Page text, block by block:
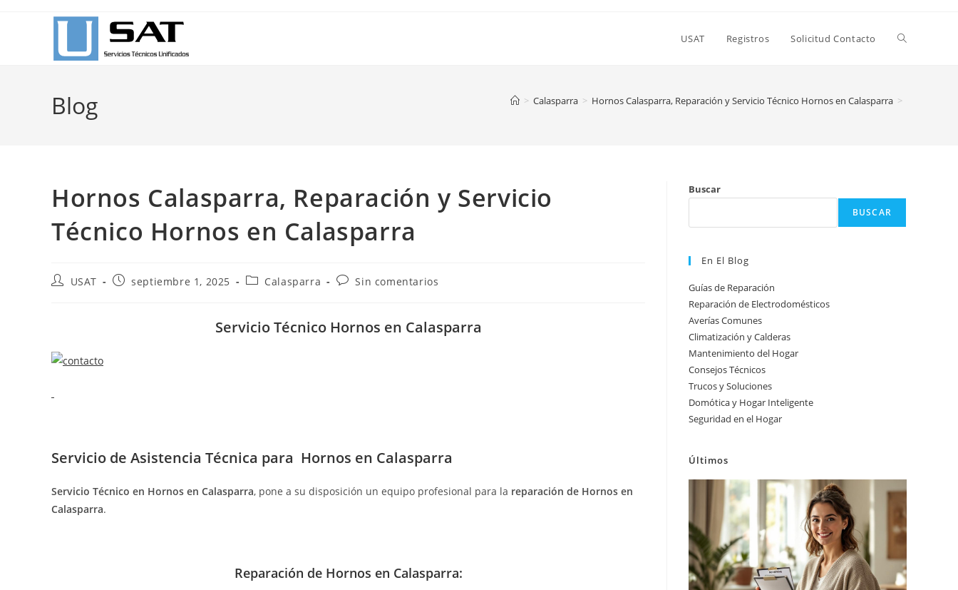
USAT Registros Solicitud Contacto Alternar
la
Blog > Calasparra > Hornos Calasparra, Reparación y Servicio Técnico Hornos en Calasparra >
Hornos Calasparra, Reparación y Servicio
Técnico Hornos en Calasparra
AutorUSAT
Publicación
septiembre 1, 2025
Categoría
entrada:
Calasparra
Comentarios
entrada:
Sin comentarios
Servicio Técnico Hornos en Calasparra
Servicio de Asistencia Técnica para Hornos en Calasparra
Servicio Técnico en Hornos en Calasparra, pone a su disposición un equipo profesional para la reparación de Hornos en
Calasparra.
Reparación de Hornos en Calasparra:
Buscar
BUSCAR
En El Blog
Guías de Reparación
Reparación de Electrodomésticos
Averías Comunes
Climatización y Calderas
Mantenimiento del Hogar
Consejos Técnicos
Trucos y Soluciones
Domótica y Hogar Inteligente
Seguridad en el Hogar
Últimos